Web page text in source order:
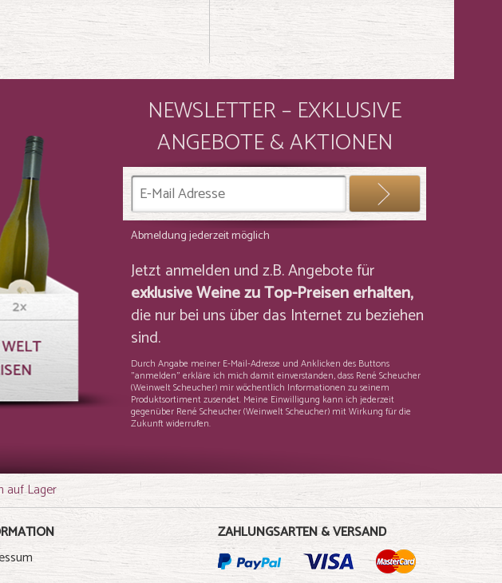
NEWSLETTER – EXKLUSIVE
ANGEBOTE & AKTIONEN
Abmeldung jederzeit möglich
Jetzt anmelden und z.B. Angebote für
exklusive Weine zu Top-Preisen erhalten,
die nur bei uns über das Internet zu beziehen
sind.
Durch Angabe meiner E-Mail-Adresse und Anklicken des Buttons
"anmelden" erkläre ich mich damit einverstanden, dass René Scheucher
(Weinwelt Scheucher) mir wöchentlich Informationen zu seinem
Produktsortiment zusendet. Meine Einwilligung kann ich jederzeit
gegenüber René Scheucher (Weinwelt Scheucher) mit Wirkung für die
Zukunft widerrufen.
auf Lager
ZAHLUNGSARTEN & VERSAND